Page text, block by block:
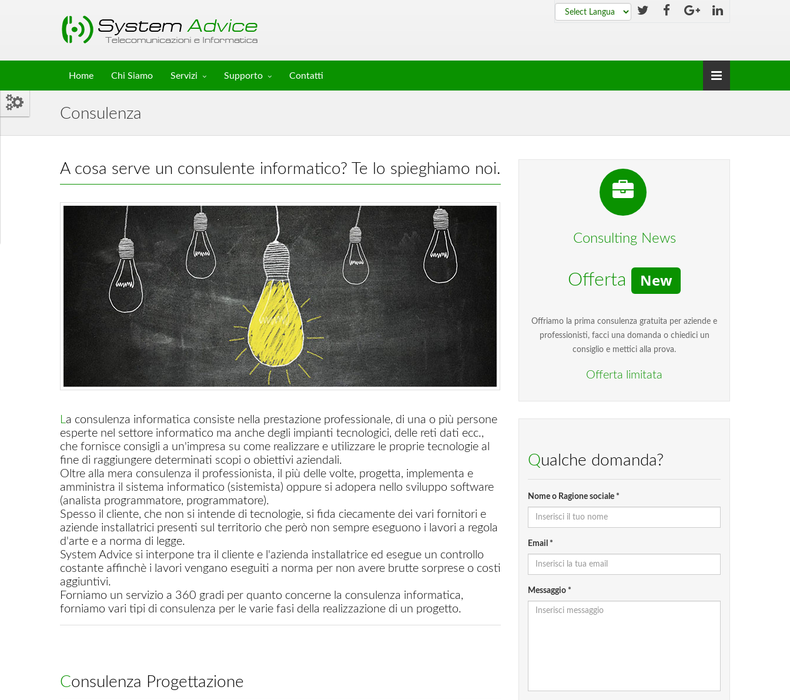
Home Chi Siamo Servizi Supporto Contatti
Consulenza
A cosa serve un consulente informatico? Te lo spieghiamo noi.
La consulenza informatica consiste nella prestazione professionale, di una o più persone
esperte nel settore informatico ma anche degli impianti tecnologici, delle reti dati ecc.,
che fornisce consigli a un'impresa su come realizzare e utilizzare le proprie tecnologie al
fine di raggiungere determinati scopi o obiettivi aziendali.
Oltre alla mera consulenza il professionista, il più delle volte, progetta, implementa e
amministra il sistema informatico (sistemista) oppure si adopera nello sviluppo software
(analista programmatore, programmatore).
Spesso il cliente, che non si intende di tecnologie, si fida ciecamente dei vari fornitori e
aziende installatrici presenti sul territorio che però non sempre eseguono i lavori a regola
d'arte e a norma di legge.
System Advice si interpone tra il cliente e l'azienda installatrice ed esegue un controllo
costante affinchè i lavori vengano eseguiti a norma per non avere brutte sorprese o costi
aggiuntivi.
Forniamo un servizio a 360 gradi per quanto concerne la consulenza informatica,
forniamo vari tipi di consulenza per le varie fasi della realizzazione di un progetto.
Consulenza Progettazione
Consulting News
Offerta New
Offriamo la prima consulenza gratuita per aziende e
professionisti, facci una domanda o chiedici un
consiglio e mettici alla prova.
Offerta limitata
Qualche domanda?
Nome o Ragione sociale *
Email *
Messaggio *